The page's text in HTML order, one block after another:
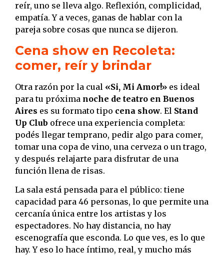
reír, uno se lleva algo. Reflexión, complicidad,
empatía. Y a veces, ganas de hablar con la
pareja sobre cosas que nunca se dijeron.
Cena show en Recoleta:
comer, reír y brindar
Otra razón por la cual «Si, Mi Amor!» es ideal
para tu próxima noche de teatro en Buenos
Aires es su formato tipo cena show. El Stand
Up Club ofrece una experiencia completa:
podés llegar temprano, pedir algo para comer,
tomar una copa de vino, una cerveza o un trago,
y después relajarte para disfrutar de una
función llena de risas.
La sala está pensada para el público: tiene
capacidad para 46 personas, lo que permite una
cercanía única entre los artistas y los
espectadores. No hay distancia, no hay
escenografía que esconda. Lo que ves, es lo que
hay. Y eso lo hace íntimo, real, y mucho más